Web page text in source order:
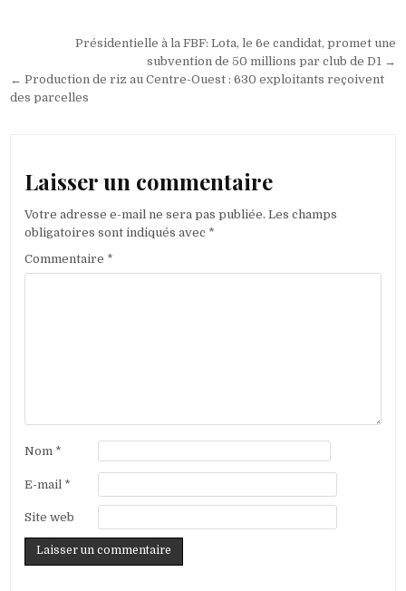
Navigation
de
l’article
Présidentielle à la FBF: Lota, le 6e candidat, promet une
subvention de 50 millions par club de D1 →
← Production de riz au Centre-Ouest : 630 exploitants reçoivent
des parcelles
Laisser un commentaire
Votre adresse e-mail ne sera pas publiée. Les champs
obligatoires sont indiqués avec *
Commentaire *
Nom *
E-mail *
Site web